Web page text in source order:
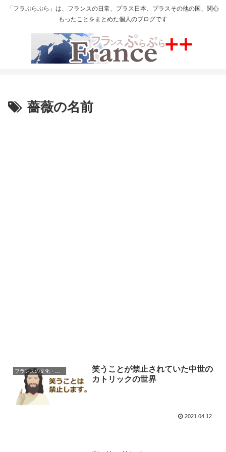
「フラぷらぷら」は、フランスの日常、プラス日本、プラスその他の国、関心
もったことをまとめた個人のブログです
薔薇の名前
フランスの文化・習慣を知る
笑うことが禁止されていた中世の
カトリックの世界
2021.04.12